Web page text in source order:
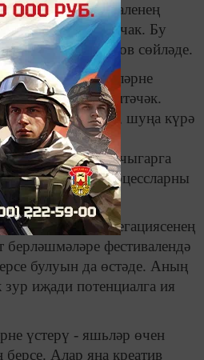
– АРТ» фестиваленең
белән чыгачак. Бу
Дамир Фәттахов сөйләде.
индустрияләрне
ярдәм итәчәк.
өчен кирәкле, шуңа күрә
формат һәм
белән чыгарга
ярдәм бу процессларны
министр.
Татарстан делегациясенең
фестивалендә
булуын да өстәде. Аның
иҗади потенциалга ия
үстерү - яшьләр өчен
Алар яңа креатив